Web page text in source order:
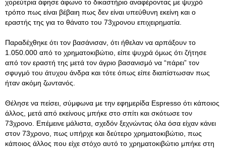
χορεύτρια άφησε άφωνο το δικαστήριο αναφέροντας με ψυχρό
τρόπο πως είναι βέβαιη πως δεν είναι υπεύθυνη εκείνη και ο
εραστής της για το θάνατο του 73χρονου επιχειρηματία.
Παραδέχθηκε ότι τον βασάνισαν, ότι ήθελαν να αρπάξουν το
1.050.000 από το χρηματοκιβώτιο, είπε ψυχρά όμως ότι ζήτησε
από τον εραστή της μετά τον άγριο βασανισμό να “πάρει” τον
σφυγμό του άτυχου άνδρα και τότε όπως είπε διαπίστωσαν πως
ήταν ακόμη ζωντανός.
Θέλησε να πείσει, σύμφωνα με την εφημερίδα Espresso ότι κάποιος
άλλος, μετά από εκείνους μπήκε στο σπίτι και σκότωσε τον
73χρονο. Επέμεινε μάλιστα, σχεδόν ξεχνώντας όλα όσα είχαν κάνει
στον 73χρονο, πως υπήρχε και δεύτερο χρηματοκιβώτιο, πως
κάποιος άλλος που είχε στόχο αυτό το χρηματοκιβώτιο μπήκε στη